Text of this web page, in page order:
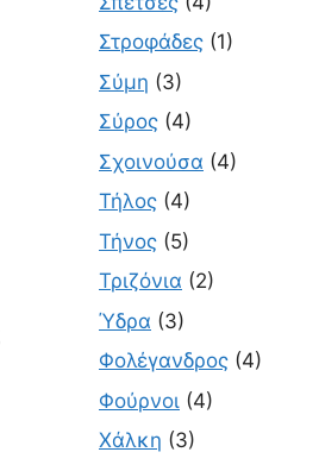
Στροφάδες (1)
Σύμη (3)
Σύρος (4)
Σχοινούσα (4)
Τήλος (4)
Τήνος (5)
Τριζόνια (2)
Ύδρα (3)
Φολέγανδρος (4)
Φούρνοι (4)
Χάλκη (3)